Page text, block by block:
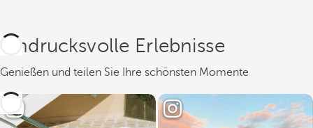
Eindrucksvolle Erlebnisse
Genießen und teilen Sie Ihre schönsten Momente